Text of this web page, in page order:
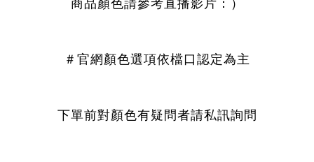
商品顏色請參考直播影片：）
＃官網顏色選項依檔口認定為主
下單前對顏色有疑問者請私訊詢問